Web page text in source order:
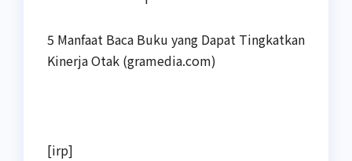
5 Manfaat Baca Buku yang Dapat Tingkatkan
Kinerja Otak (gramedia.com)
[irp]